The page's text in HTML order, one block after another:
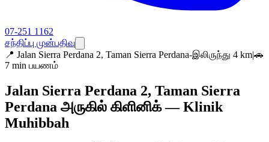
07-251 1162
சந்திப்பு முன்பதிவு
📍 Jalan Sierra Perdana 2, Taman Sierra Perdana-இலிருந்து 4 km|🚗
7 min பயணம்
Jalan Sierra Perdana 2, Taman Sierra
Perdana அருகில் கிளினிக் — Klinik
Muhibbah